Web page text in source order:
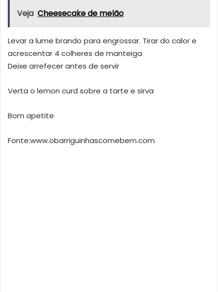
Veja Cheesecake de melão
Levar a lume brando para engrossar. Tirar do calor e
acrescentar 4 colheres de manteiga
Deixe arrefecer antes de servir
Verta o lemon curd sobre a tarte e sirva
Bom apetite
Fonte:www.obarriguinhascomebem.com